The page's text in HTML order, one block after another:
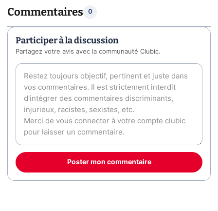
Commentaires 0
Participer à la discussion
Partagez votre avis avec la communauté Clubic.
Poster mon commentaire